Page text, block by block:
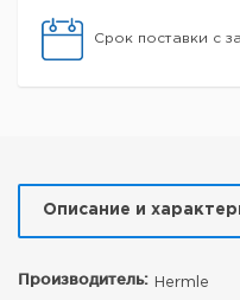
Срок поставки с
Описание и
Производитель: Hermle